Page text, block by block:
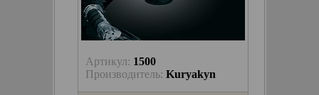
Артикул: 1500
Производитель: Kuryakyn